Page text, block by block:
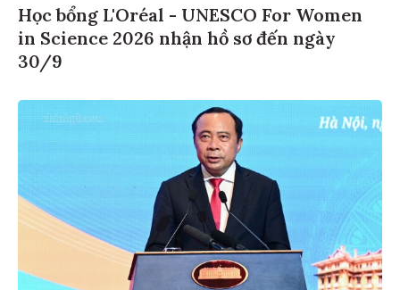
Học bổng L'Oréal - UNESCO For Women
in Science 2026 nhận hồ sơ đến ngày
30/9